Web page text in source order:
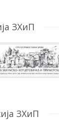
ЗХиП
ЗХиП